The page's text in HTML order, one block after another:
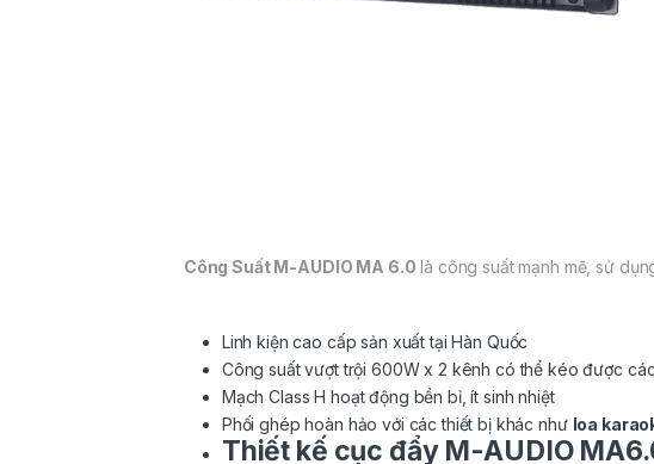
Công Suất M-AUDIO MA 6.0 là công suất mạnh mẽ, sử
Linh kiện cao cấp sản xuất tại Hàn Quốc
Công suất vượt trội 600W x 2 kênh có thể kéo được
Mạch Class H hoạt động bền bỉ, ít sinh nhiệt
Phối ghép hoàn hảo với các thiết bị khác như loa
Thiết kế cục đẩy M-AUDIO